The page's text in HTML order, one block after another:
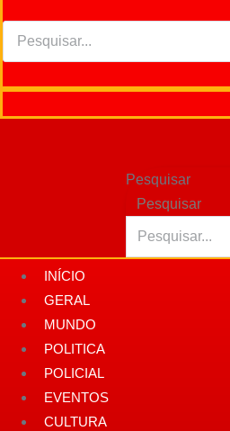
Pesquisar
Pesquisar
INÍCIO
GERAL
MUNDO
POLITICA
POLICIAL
EVENTOS
CULTURA